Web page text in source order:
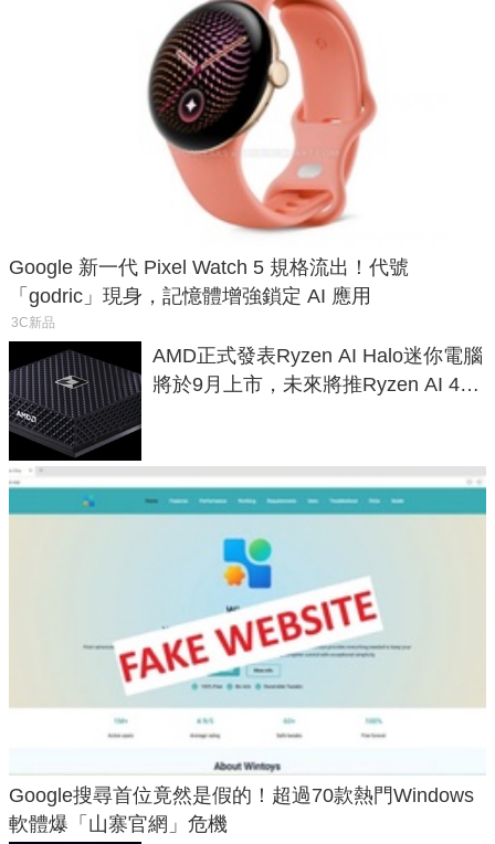
Google 新一代 Pixel Watch 5 規格流出！代號
「godric」現身，記憶體增強鎖定 AI 應用
3C新品
AMD正式發表Ryzen AI Halo迷你電腦
將於9月上市，未來將推Ryzen AI 400
Google搜尋首位竟然是假的！超過70款熱門Windows
軟體爆「山寨官網」危機